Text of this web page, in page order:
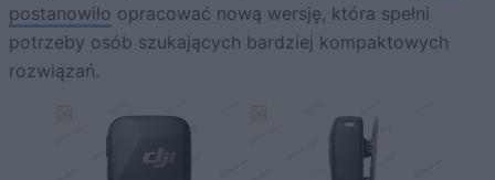
postanowiło opracować nową wersję, która spełni
potrzeby osób szukających bardziej kompaktowych
rozwiązań.